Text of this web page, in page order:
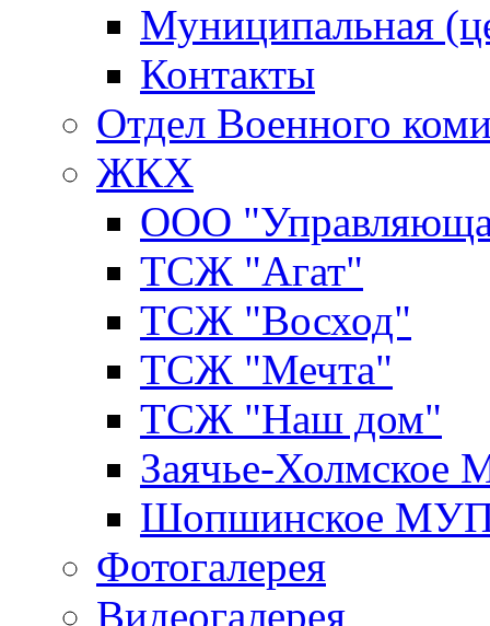
Муниципальная
Контакты
Отдел Военного
ЖКХ
ООО
ТСЖ "Агат"
ТСЖ "Восход"
ТСЖ "Мечта"
ТСЖ "Наш дом"
Заячье-
Шопшинское
Фотогалерея
Видеогалерея